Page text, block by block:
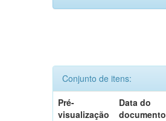
Conjunto de itens:
Pré-
visualização
Data do
documento